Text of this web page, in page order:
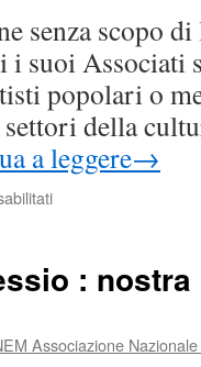
senza scopo
suoi Associati
popolari o
della
a leggere→
su
Gigi
:
Associazione